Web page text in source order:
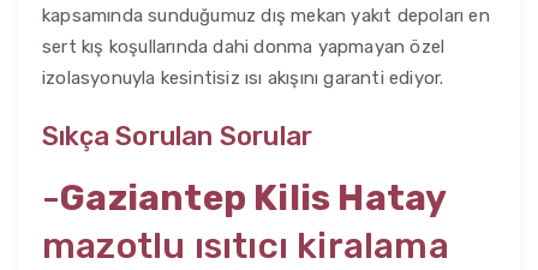
kapsamında sunduğumuz dış mekan yakıt depoları en
sert kış koşullarında dahi donma yapmayan özel
izolasyonuyla kesintisiz ısı akışını garanti ediyor.
Sıkça Sorulan Sorular
-Gaziantep Kilis Hatay
mazotlu ısıtıcı kiralama